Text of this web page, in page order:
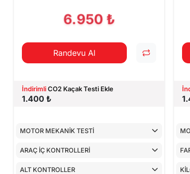
6.950 ₺
Randevu Al
İndirimliCO2 Kaçak Testi Ekle
1.400 ₺
MOTOR MEKANİK TESTİ
ARAÇ İÇ KONTROLLERİ
ALT KONTROLLER